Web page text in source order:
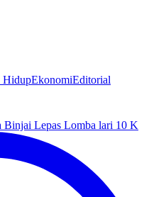
HidupEkonomiEditorial
Binjai Lepas Lomba lari 10 K